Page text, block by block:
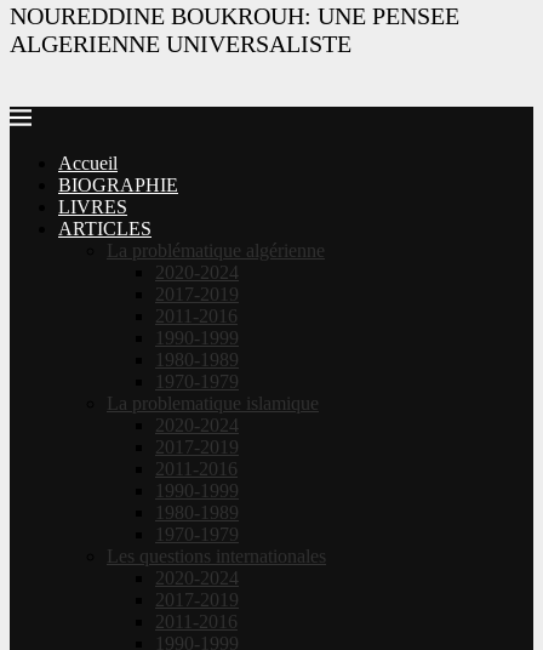
NOUREDDINE BOUKROUH: UNE PENSEE
ALGERIENNE UNIVERSALISTE
Accueil
BIOGRAPHIE
LIVRES
ARTICLES
La problématique algérienne
2020-2024
2017-2019
2011-2016
1990-1999
1980-1989
1970-1979
La problematique islamique
2020-2024
2017-2019
2011-2016
1990-1999
1980-1989
1970-1979
Les questions internationales
2020-2024
2017-2019
2011-2016
1990-1999